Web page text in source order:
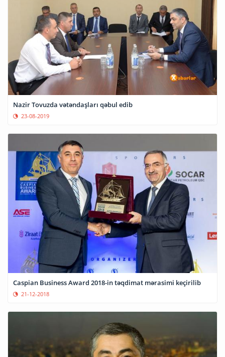
Nazir Tovuzda vətəndaşları qəbul edib
23-08-2019
Caspian Business Award 2018-in təqdimat mərasimi keçirilib
21-12-2018